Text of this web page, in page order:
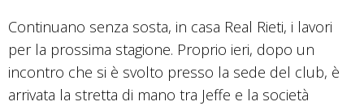
Continuano senza sosta, in casa Real Rieti, i lavori
per la prossima stagione. Proprio ieri, dopo un
incontro che si è svolto presso la sede del club, è
arrivata la stretta di mano tra Jeffe e la società